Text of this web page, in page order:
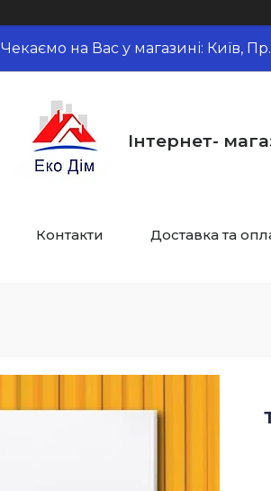
Чекаємо на Вас у магазині: Київ,
Інтернет-
Контакти Доставка та